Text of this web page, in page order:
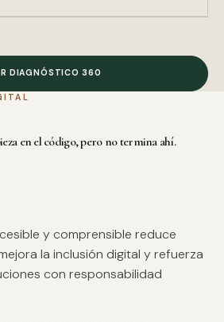
DIAGNÓSTICO 360
en el código, pero no termina ahí.
y comprensible reduce
la inclusión digital y refuerza
con responsabilidad